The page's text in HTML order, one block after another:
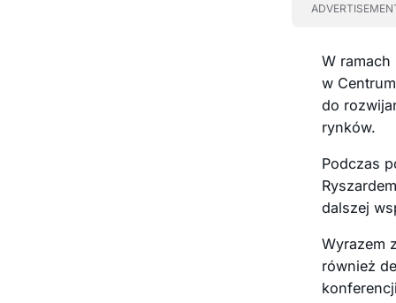
W
w
do
rynków.
Podczas
dalszej
Wyrazem
również